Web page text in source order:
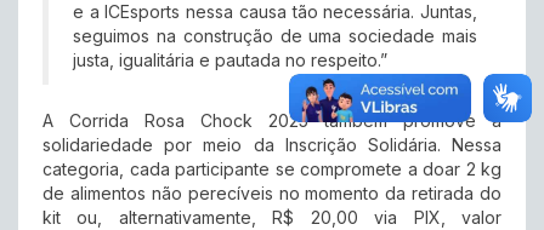
e a ICEsports nessa causa tão necessária. Juntas,
seguimos na construção de uma sociedade mais
justa, igualitária e pautada no respeito.”
A Corrida Rosa Chock 2025 também promove a
solidariedade por meio da Inscrição Solidária. Nessa
categoria, cada participante se compromete a doar 2 kg
de alimentos não perecíveis no momento da retirada do
kit ou, alternativamente, R$ 20,00 via PIX, valor